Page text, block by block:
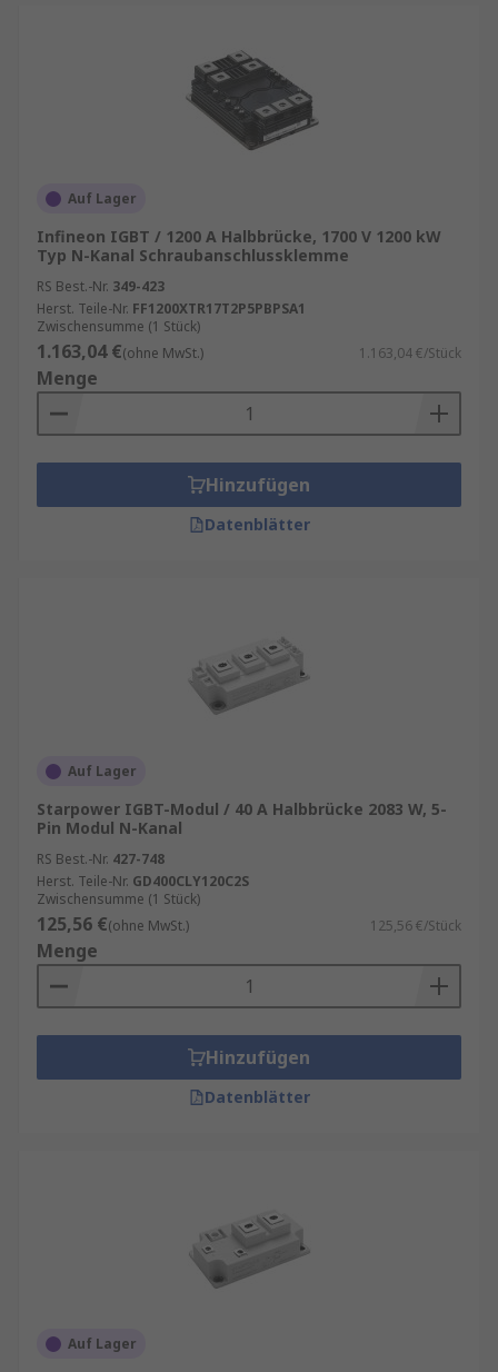
Auf Lager
Infineon IGBT / 1200 A Halbbrücke, 1700 V 1200 kW
Typ N-Kanal Schraubanschlussklemme
RS Best.-Nr. 349-423
Herst. Teile-Nr. FF1200XTR17T2P5PBPSA1
Zwischensumme (1 Stück)
1.163,04 €(ohne MwSt.) 1.163,04 €/Stück
Menge
Hinzufügen
Datenblätter
Auf Lager
Starpower IGBT-Modul / 40 A Halbbrücke 2083 W, 5-
Pin Modul N-Kanal
RS Best.-Nr. 427-748
Herst. Teile-Nr. GD400CLY120C2S
Zwischensumme (1 Stück)
125,56 €(ohne MwSt.) 125,56 €/Stück
Menge
Hinzufügen
Datenblätter
Auf Lager